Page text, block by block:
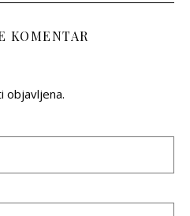
KOMENTAR
objavljena.